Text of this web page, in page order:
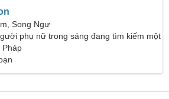
Song Ngư
phụ nữ trong sáng đang tìm kiếm một
ông
Pháp